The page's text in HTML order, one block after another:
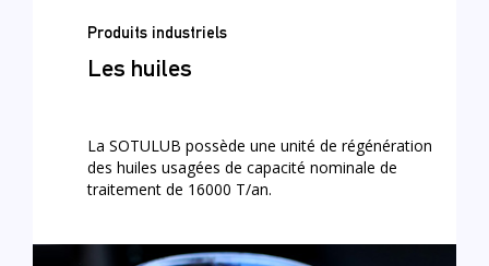
Produits industriels
Les huiles
La SOTULUB possède une unité de régénération
des huiles usagées de capacité nominale de
traitement de 16000 T/an.